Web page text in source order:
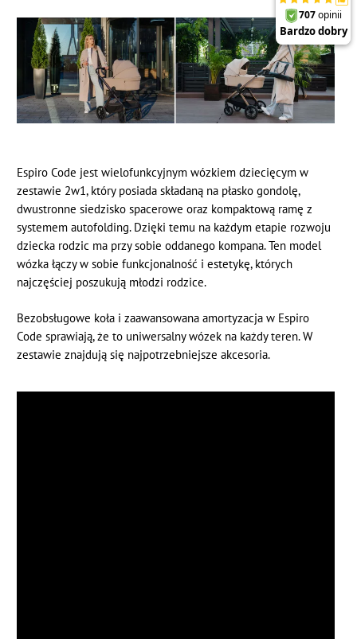
Espiro Code jest wielofunkcyjnym wózkiem dziecięcym w
zestawie 2w1, który posiada składaną na płasko gondolę,
dwustronne siedzisko spacerowe oraz kompaktową ramę z
systemem autofolding. Dzięki temu na każdym etapie rozwoju
dziecka rodzic ma przy sobie oddanego kompana. Ten model
wózka łączy w sobie funkcjonalność i estetykę, których
najczęściej poszukują młodzi rodzice.
Bezobsługowe koła i zaawansowana amortyzacja w Espiro
Code sprawiają, że to uniwersalny wózek na każdy teren. W
zestawie znajdują się najpotrzebniejsze akcesoria.